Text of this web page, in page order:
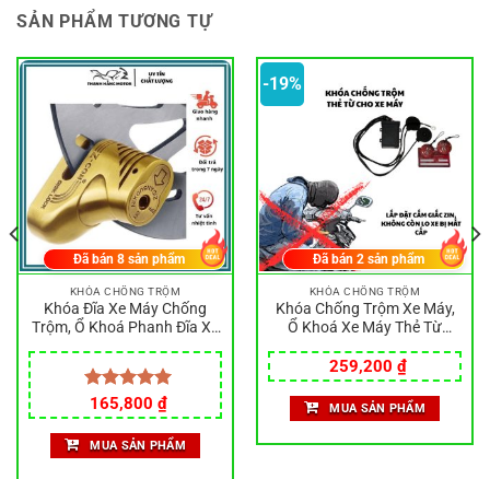
SẢN PHẨM TƯƠNG TỰ
KHÓA CHỐNG TRỘM
Khóa Đĩa Xe Máy Chống
Trộm, Ổ Khoá Phanh Đĩa Xe
Được xếp
hạng5.00
5 sao
165,800 ₫
Đã bán8 sản phẩm
MUA SẢN PHẨM
-19%
KHÓA CHỐNG TRỘM
Khóa Chống Trộm Xe Máy,
Ổ Khoá Xe Máy Thẻ Từ
Chống Trộm, Khóa Thẻ Từ
Xe Máy
Giá
gốc
là:
320,000 ₫.
259,200 ₫Giá
hiện
tại
là:
259,200 ₫.
Đã bán2 sản phẩm
MUA SẢN PHẨM